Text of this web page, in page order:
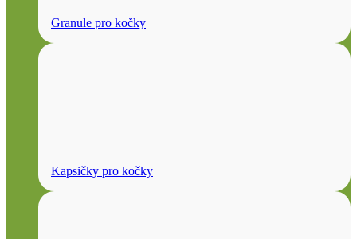
Granule pro kočky
Kapsičky pro kočky